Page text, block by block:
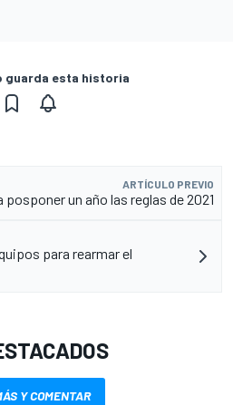
guarda esta historia
ARTÍCULO PREVIO
posponer un año las reglas de 2021
para rearmar el
Y COMENTAR